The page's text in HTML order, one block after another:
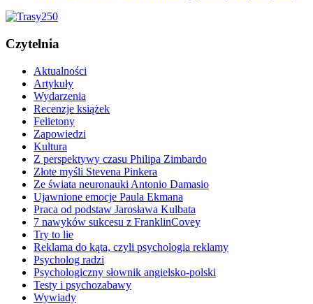
Czytelnia
Aktualności
Artykuły
Wydarzenia
Recenzje książek
Felietony
Zapowiedzi
Kultura
Z perspektywy czasu Philipa Zimbardo
Złote myśli Stevena Pinkera
Ze świata neuronauki Antonio Damasio
Ujawnione emocje Paula Ekmana
Praca od podstaw Jarosława Kulbata
7 nawyków sukcesu z FranklinCovey
Try to lie
Reklama do kąta, czyli psychologia reklamy
Psycholog radzi
Psychologiczny słownik angielsko-polski
Testy i psychozabawy
Wywiady